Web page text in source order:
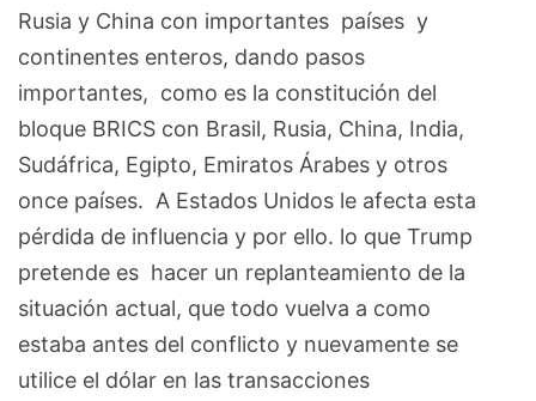
Rusia y China con importantes países y
continentes enteros, dando pasos
importantes, como es la constitución del
bloque BRICS con Brasil, Rusia, China, India,
Sudáfrica, Egipto, Emiratos Árabes y otros
once países. A Estados Unidos le afecta esta
pérdida de influencia y por ello. lo que Trump
pretende es hacer un replanteamiento de la
situación actual, que todo vuelva a como
estaba antes del conflicto y nuevamente se
utilice el dólar en las transacciones